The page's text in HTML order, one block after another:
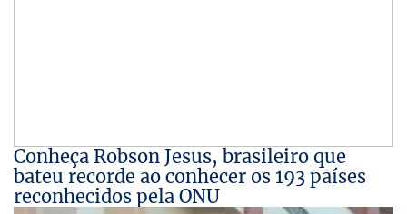
Conheça Robson Jesus, brasileiro que
bateu recorde ao conhecer os 193 países
reconhecidos pela ONU